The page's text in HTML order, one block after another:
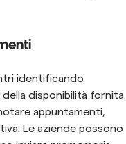
identificando
disponibilità fornita.
appuntamenti,
Le aziende possono